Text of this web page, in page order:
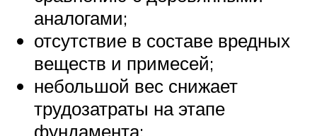
аналогами;
отсутствие в составе вредных
веществ и примесей;
небольшой вес снижает
трудозатраты на этапе
фундамента;